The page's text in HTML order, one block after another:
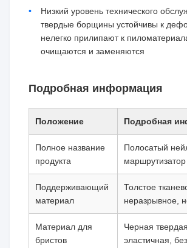
Низкий уровень технического
твердые борщины устойчивы к
нелегко прилипают к
очищаются и заменяются
Подробная информация
Положение Подробная
Полное название
продукта
Полосатый
Поддерживающий
материал
Толстое
неразрывное,
Материал для
бристов
Черная
эластичная,